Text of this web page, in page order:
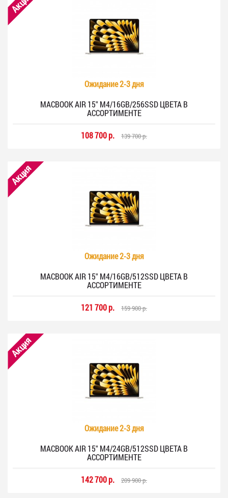
Ожидание 2-3 дня
MACBOOK AIR 15" M4/16GB/256SSD ЦВЕТА В
АССОРТИМЕНТЕ
108 700 р. 139 700 р.
Акция
Ожидание 2-3 дня
MACBOOK AIR 15" M4/16GB/512SSD ЦВЕТА В
АССОРТИМЕНТЕ
121 700 р. 159 900 р.
Акция
Ожидание 2-3 дня
MACBOOK AIR 15" M4/24GB/512SSD ЦВЕТА В
АССОРТИМЕНТЕ
142 700 р. 209 900 р.